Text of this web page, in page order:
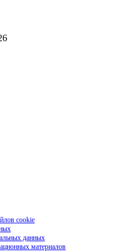
cookie
данных
материалов